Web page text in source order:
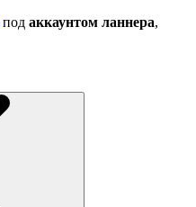
под аккаунтом ланнера,